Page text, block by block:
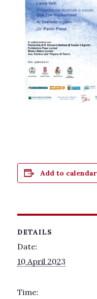
Add to calendar
DETAILS
Date:
10 April 2023
Time: